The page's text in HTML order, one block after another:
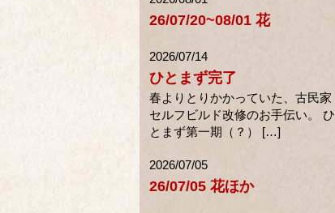
26/07/20~08/01 花
2026/07/14
ひとまず完了
春よりとりかかっていた、古民家
セルフビルド改修のお手伝い。 ひ
とまず第一期（？） […]
2026/07/05
26/07/05 花ほか